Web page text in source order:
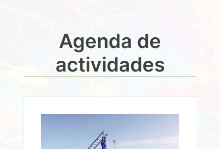
Agenda de
actividades